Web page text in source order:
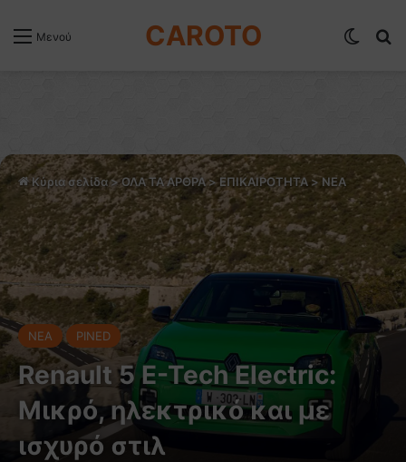
Μενού CAROTO
Κύρια σελίδα> ΟΛΑ ΤΑ ΑΡΘΡΑ> ΕΠΙΚΑΙΡΟΤΗΤΑ > NEA
NEA PINED
Renault 5 E-Tech Electric:
Μικρό, ηλεκτρικό και με
ισχυρό στιλ